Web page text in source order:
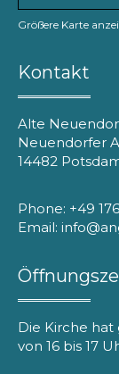
Größere Karte
Kontakt
Alte
Neuendorfer
14482
Phone: +49
Email:
Die Kirche
von 16 bis 17